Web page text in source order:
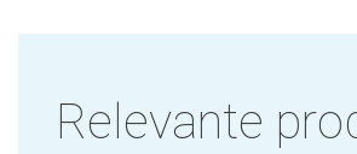
Relevante